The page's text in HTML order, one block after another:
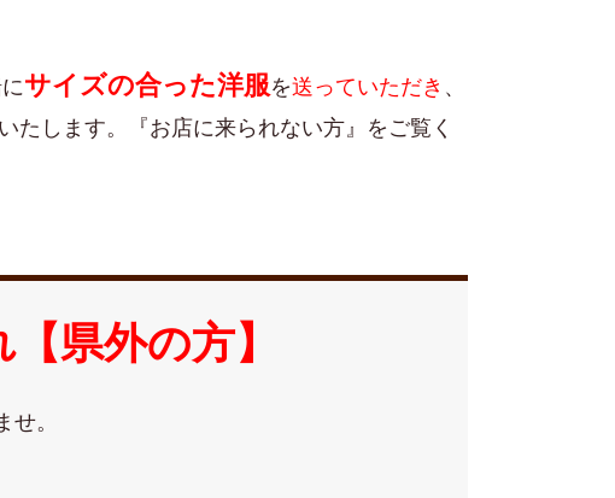
サイズの合った洋服を送っていただき 、
いたします。『お店に来られない方』をご覧く
県外の方】
せ。